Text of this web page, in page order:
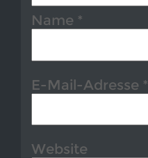
Name *
E-Mail-Adresse *
Website